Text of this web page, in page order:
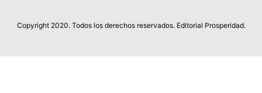
Copyright 2020. Todos los derechos reservados. Editorial Prosperidad.